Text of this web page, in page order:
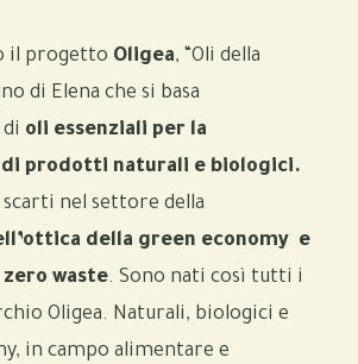
il progetto Oligea, “Oli della
di Elena che si basa
oli essenziali per la
di prodotti naturali e biologici.
scarti nel settore della
della green economy e
waste. Sono nati così tutti i
Oligea. Naturali, biologici e
in campo alimentare e